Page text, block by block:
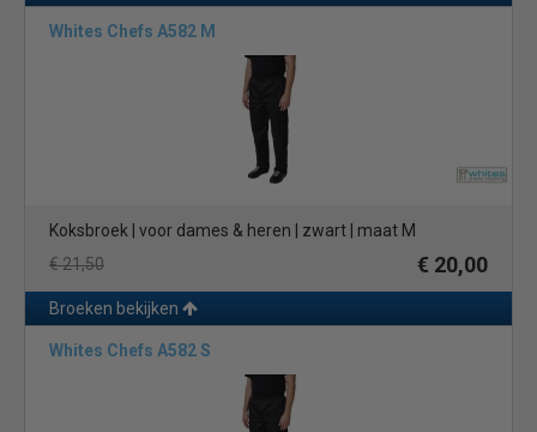
Whites Chefs A582 M
Koksbroek | voor dames & heren | zwart | maat M
€ 21,50
€ 20,00
Broeken bekijken
Whites Chefs A582 S